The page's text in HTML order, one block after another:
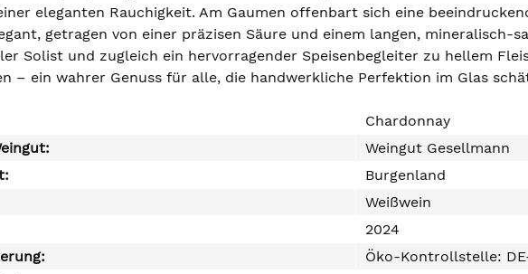
eleganten Rauchigkeit. Am Gaumen offenbart sich eine
getragen von einer präzisen Säure und einem langen, mineralisch-
Solist und zugleich ein hervorragender Speisenbegleiter zu hellem
– ein wahrer Genuss für alle, die handwerkliche Perfektion im Glas
Chardonnay
Weingut Gesellmann
Burgenland
Weißwein
2024
Öko-Kontrollstelle: